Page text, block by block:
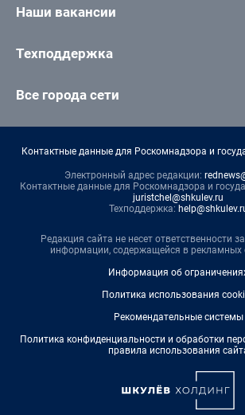
Наши вакансии
Техподдержка
Все города сети
Контактные данные для Роскомнадзора и
Электронный адрес редакции:
Контактные данные для Роскомнадзора и
juristchel@shkulev.ru
Техподдержка:
Редакция сайта не несет ответственности
информации, содержащейся в рекламных
Информация об
Политика использования
Рекомендательные системы
Политика конфиденциальности и обработки
правила использования